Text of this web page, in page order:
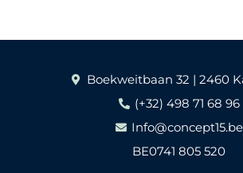
Boekweitbaan 32 | 2460
(+32) 498 71 68 96
Info@concept15.be
BE0741 805 520